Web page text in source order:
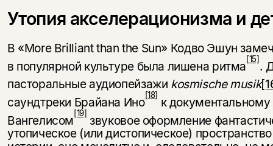
Утопия акселерационизма и
В «More Brilliant than the Sun» Кодво Эшун
в популярной культуре была лишена ритма[15].
пасторальные аудиопейзажи kosmische musik
саундтреки Брайана Ино[18] к
Вангелисом[19] звуковое оформление
утопическое (или дистопическое)